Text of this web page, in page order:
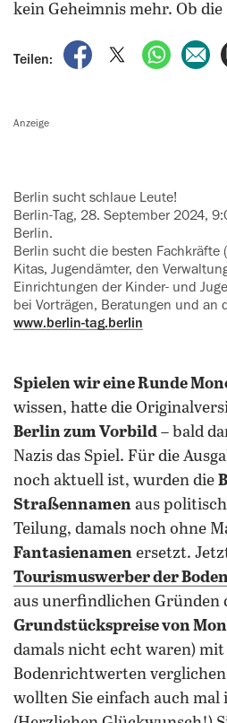
kein Geheimnis mehr. Ob
Teilen:
auf Facebook teilen
auf X teilen
per
Anzeige
Berlin sucht schlaue Leute!
Berlin-Tag, 28. September 2024,
Berlin.
Berlin sucht die besten
Kitas, Jugend­äm‍ter, den
Einrichtungen der Kinder- und
bei Vorträgen, Beratungen und an
www.berlin-tag.berlin
Spielen wir eine Runde
wissen, hatte die
Berlin zum Vorbild – bald
Nazis das Spiel. Für die
noch aktuell ist, wurden die
Straßennamen aus
Teilung, damals noch ohne
Fantasienamen ersetzt.
Tourismuswerber der
aus unerfindlichen Gründen
Grundstückspreise von
damals nicht echt waren)
Bodenrichtwerten
wollten Sie einfach auch mal